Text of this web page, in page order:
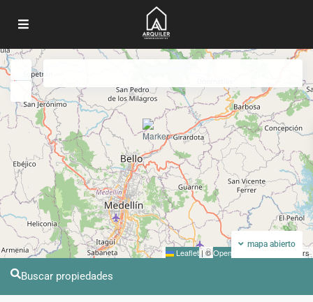
Leaflet| ©OpenStreetMap contributors
mapa abierto
Buscar propiedades